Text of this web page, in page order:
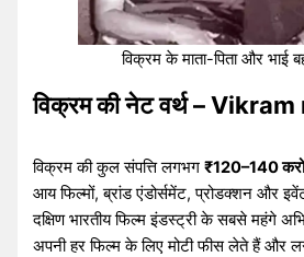
विक्रम के माता-पिता और भाई
विक्रम की नेट वर्थ –
विक्रम की कुल संपत्ति लगभग₹120–140
आय फिल्मों, ब्रांड एंडोर्समेंट, प्रोडक्शन और
दक्षिण भारतीय फिल्म इंडस्ट्री के सबसे महंगे
अपनी हर फिल्म के लिए मोटी फीस लेते हैं और